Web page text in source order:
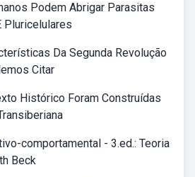
Podem Abrigar Parasitas
Pluricelulares
Da Segunda Revolução
Citar
Histórico Foram Construídas
comportamental - 3.ed.: Teoria
Beck